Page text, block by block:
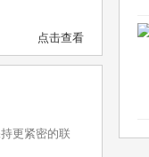
点击查看
更紧密的联